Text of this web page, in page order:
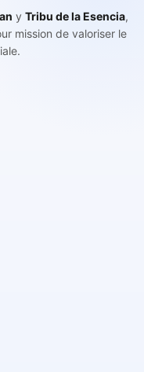
y Tribu de la Esencia,
mission de valoriser le